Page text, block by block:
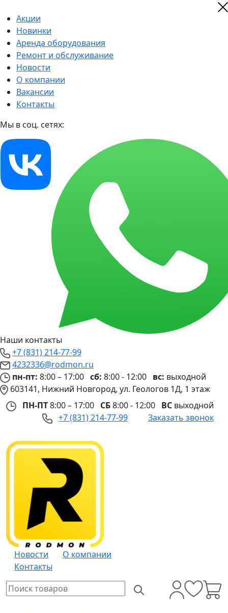
Акции
Новинки
Аренда оборудования
Ремонт и обслуживание
Новости
О компании
Вакансии
Контакты
Мы в соц. сетях:
Наши контакты
+7 (831) 214-77-99
4232336@rodmon.ru
пн-пт: 8:00 – 17:00 сб: 8:00 - 12:00 вс: выходной
603141, Нижний Новгород, ул. Геологов 1Д, 1 этаж
ПН-ПТ8:00 – 17:00 СБ8:00 - 12:00 ВС выходной
+7 (831) 214-77-99
Заказать звонок
Новости
О компании
Контакты